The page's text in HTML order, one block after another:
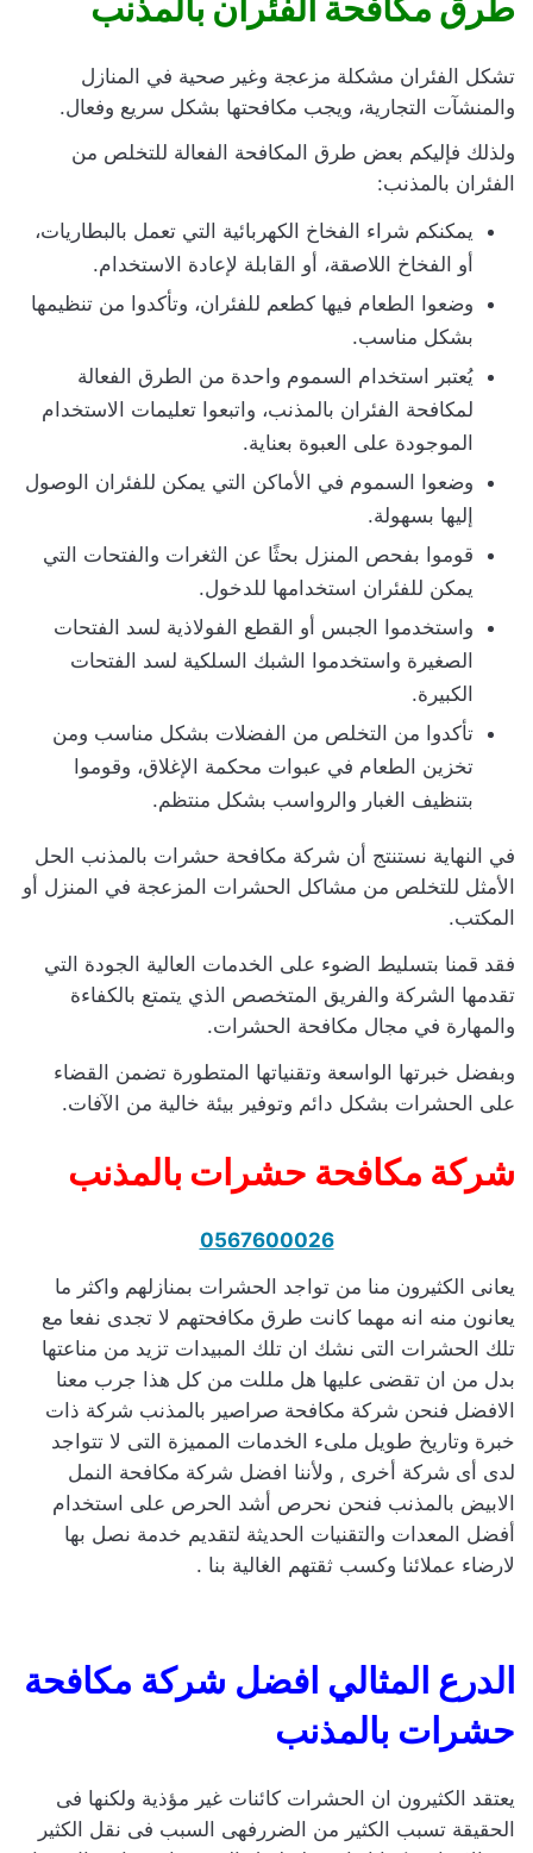
تشكل الفئران مشكلة مزعجة وغير صحية في المنازل
والمنشآت التجارية، ويجب مكافحتها بشكل سريع وفعال.
ولذلك فإليكم بعض طرق المكافحة الفعالة للتخلص من
الفئران بالمذنب:
يمكنكم شراء الفخاخ الكهربائية التي تعمل بالبطاريات،
أو الفخاخ اللاصقة، أو القابلة لإعادة الاستخدام.
وضعوا الطعام فيها كطعم للفئران، وتأكدوا من تنظيمها
بشكل مناسب.
يُعتبر استخدام السموم واحدة من الطرق الفعالة
لمكافحة الفئران بالمذنب، واتبعوا تعليمات الاستخدام
الموجودة على العبوة بعناية.
وضعوا السموم في الأماكن التي يمكن للفئران الوصول
إليها بسهولة.
قوموا بفحص المنزل بحثًا عن الثغرات والفتحات التي
يمكن للفئران استخدامها للدخول.
واستخدموا الجبس أو القطع الفولاذية لسد الفتحات
الصغيرة واستخدموا الشبك السلكية لسد الفتحات
الكبيرة.
تأكدوا من التخلص من الفضلات بشكل مناسب ومن
تخزين الطعام في عبوات محكمة الإغلاق، وقوموا
بتنظيف الغبار والرواسب بشكل منتظم.
في النهاية نستنتج أن شركة مكافحة حشرات بالمذنب الحل
الأمثل للتخلص من مشاكل الحشرات المزعجة في المنزل أو
المكتب.
فقد قمنا بتسليط الضوء على الخدمات العالية الجودة التي
تقدمها الشركة والفريق المتخصص الذي يتمتع بالكفاءة
والمهارة في مجال مكافحة الحشرات.
وبفضل خبرتها الواسعة وتقنياتها المتطورة تضمن القضاء
على الحشرات بشكل دائم وتوفير بيئة خالية من الآفات.
شركة مكافحة حشرات بالمذنب
0567600026
يعانى الكثيرون منا من تواجد الحشرات بمنازلهم واكثر ما
يعانون منه انه مهما كانت طرق مكافحتهم لا تجدى نفعا مع
تلك الحشرات التى نشك ان تلك المبيدات تزيد من مناعتها
بدل من ان تقضى عليها هل مللت من كل هذا جرب معنا
الافضل فنحن شركة مكافحة صراصير بالمذنب شركة ذات
خبرة وتاريخ طويل ملىء الخدمات المميزة التى لا تتواجد
لدى أى شركة أخرى , ولأننا افضل شركة مكافحة النمل
الابيض بالمذنب فنحن نحرص أشد الحرص على استخدام
أفضل المعدات والتقنيات الحديثة لتقديم خدمة نصل بها
لارضاء عملائنا وكسب ثقتهم الغالية بنا .
الدرع المثالي افضل شركة مكافحة
حشرات بالمذنب
يعتقد الكثيرون ان الحشرات كائنات غير مؤذية ولكنها فى
الحقيقة تسبب الكثير من الضررفهى السبب فى نقل الكثير